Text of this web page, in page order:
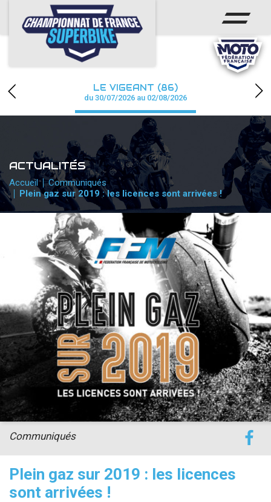
ACCUEIL
CHAMPIONNAT
CALENDRIER
PHOTOS / WEB TV
PARTENAIRES
PRESSE
PRESSE
accéder à la billetterie
LE VIGEANT (86)
du 30/07/2026 au 02/08/2026
ACTUALITÉS
Accueil
Communiqués
Plein gaz sur 2019 : les licences sont arrivées !
Plein gaz sur 2019 : les licences
sont arrivées !
Communiqués